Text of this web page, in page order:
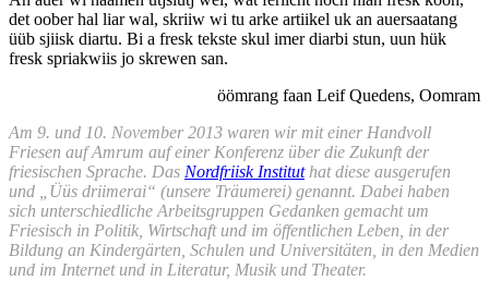
det oober hal liar wal, skriiw wi tu arke artiikel uk an auersaatang
üüb sjiisk diartu. Bi a fresk tekste skul imer diarbi stun, uun hük
fresk spriakwiis jo skrewen san.
öömrang faan Leif Quedens, Oomram
Am 9. und 10. November 2013 waren wir mit einer Handvoll
Friesen auf Amrum auf einer Konferenz über die Zukunft der
friesischen Sprache. Das Nordfriisk Instituthat diese ausgerufen
und „Üüs driimerai“ (unsere Träumerei) genannt. Dabei haben
sich unterschiedliche Arbeitsgruppen Gedanken gemacht um
Friesisch in Politik, Wirtschaft und im öffentlichen Leben, in der
Bildung an Kindergärten, Schulen und Universitäten, in den Medien
und im Internet und in Literatur, Musik und Theater.